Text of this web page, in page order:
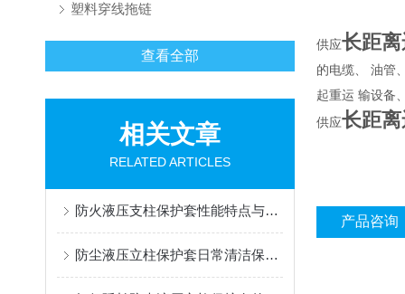
塑料穿线拖链
查看全部
相关文章
RELATED ARTICLES
防火液压支柱保护套性能特点与阻燃防护应用
防尘液压立柱保护套日常清洁保养与更换规范
供应长距
的电缆、 油管
起重运 输设备
供应长距
产品咨询